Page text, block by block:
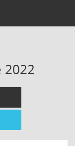
2022